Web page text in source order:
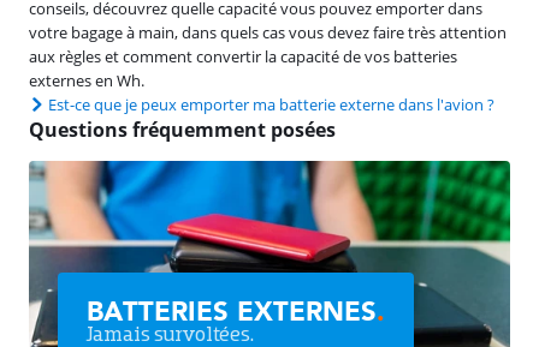
conseils, découvrez quelle capacité vous pouvez emporter dans
votre bagage à main, dans quels cas vous devez faire très attention
aux règles et comment convertir la capacité de vos batteries
externes en Wh.
Est-ce que je peux emporter ma batterie externe dans l'avion ?
Questions fréquemment posées
BATTERIES EXTERNES.
Jamais survoltées.